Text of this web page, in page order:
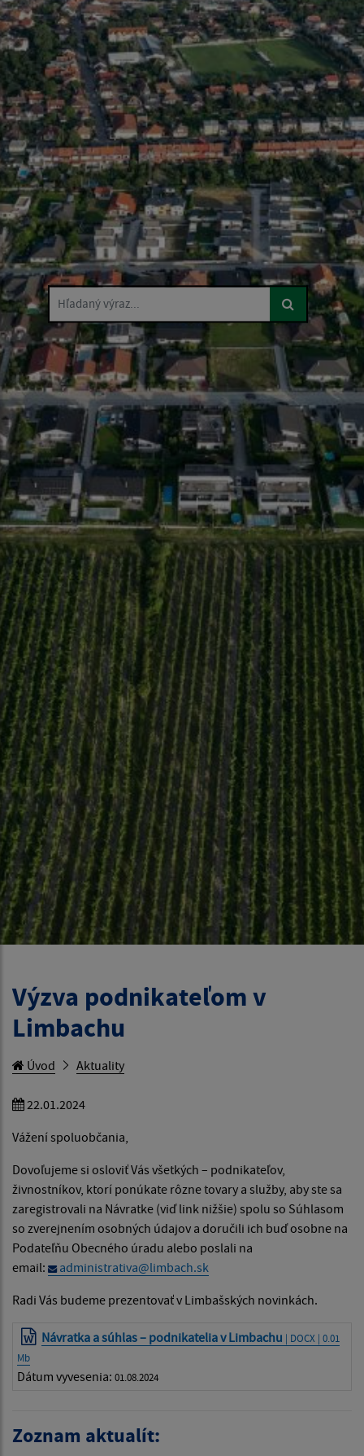
Hľadaný výraz...
Výzva podnikateľom v
Limbachu
Úvod Aktuality
22.01.2024
Vážení spoluobčania,
Dovoľujeme si osloviť Vás všetkých – podnikateľov,
živnostníkov, ktorí ponúkate rôzne tovary a služby, aby ste sa
zaregistrovali na Návratke (viď link nižšie) spolu so Súhlasom
so zverejnením osobných údajov a doručili ich buď osobne na
Podateľňu Obecného úradu alebo poslali na
email:
administrativa@limbach.sk
Radi Vás budeme prezentovať v Limbašských novinkách.
Návratka a súhlas – podnikatelia v Limbachu | DOCX | 0.01
Mb
Dátum vyvesenia: 01.08.2024
Zoznam aktualít: